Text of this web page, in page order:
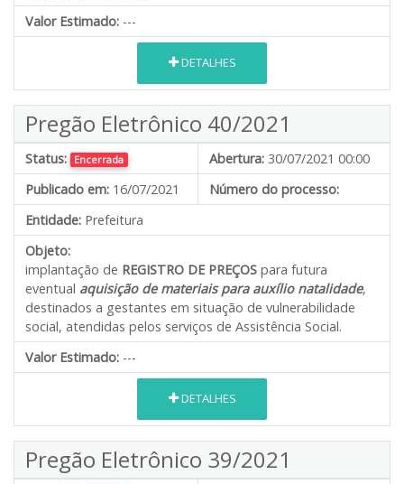
Valor Estimado: ---
DETALHES
Pregão Eletrônico 40/2021
Status: Encerrada Abertura: 30/07/2021 00:00
Publicado em: 16/07/2021
Número do processo:
Entidade: Prefeitura
Objeto:
implantação de REGISTRO DE PREÇOS para futura
eventual aquisição de materiais para auxílio natalidade,
destinados a gestantes em situação de vulnerabilidade
social, atendidas pelos serviços de Assistência Social.
Valor Estimado: ---
DETALHES
Pregão Eletrônico 39/2021